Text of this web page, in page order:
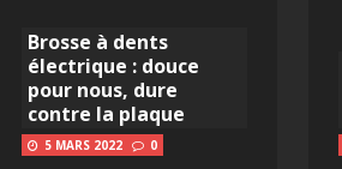
Brosse à dents
électrique : douce
pour nous, dure
contre la plaque
5 MARS 2022 0